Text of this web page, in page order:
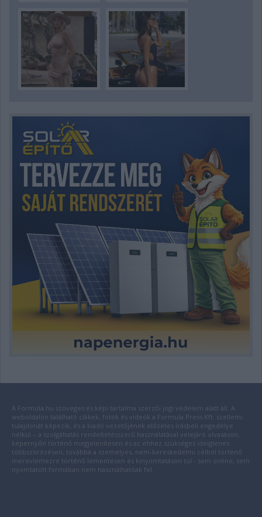
A Formula.hu szöveges és képi tartalma szerzői jogi védelem alatt áll. A
weboldalon található cikkek, fotók és videók a Formula Press Kft. szellemi
tulajdonát képezik, és a kiadó vezetőjének előzetes írásbeli engedélye
nélkül – a szolgáltatás rendeltetésszerű használatával velejáró olvasáson,
képernyőn történő megjelenítésen és az ehhez szükséges ideiglenes
többszörözésen, továbbá a személyes, nem-kereskedelmi célból történő
merevlemezre történő lementésen és kinyomtatáson túl - sem online, sem
nyomtatott formában nem használhatóak fel.